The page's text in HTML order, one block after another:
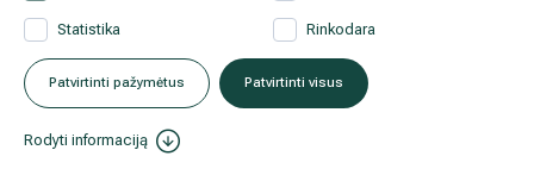
Statistika Rinkodara
Patvirtinti pažymėtus Patvirtinti visus
Rodyti informaciją